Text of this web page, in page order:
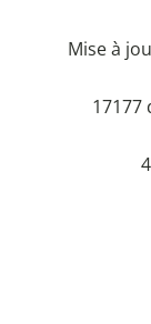
Mise à
17177